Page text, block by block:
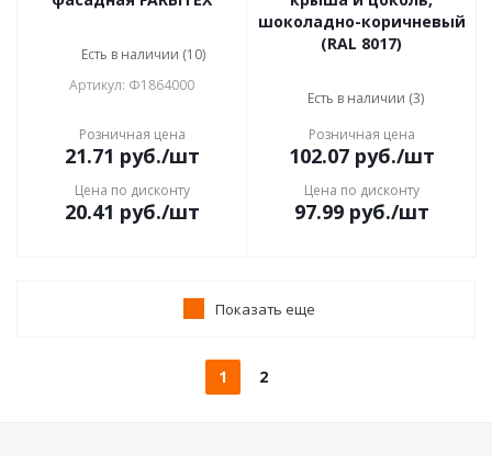
Есть в наличии (10)
Артикул: Ф1864000
Розничная цена
21.71 руб./шт
Цена по дисконту
20.41 руб./шт
шоколадно-коричневый
(RAL 8017)
Есть в наличии (3)
Розничная цена
102.07руб./шт
Цена по дисконту
97.99руб./шт
Показать еще
1 2